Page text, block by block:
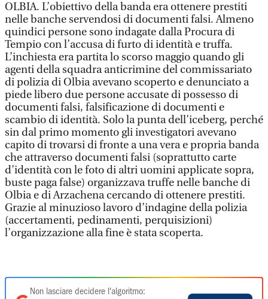
OLBIA. L’obiettivo della banda era ottenere prestiti
nelle banche servendosi di documenti falsi. Almeno
quindici persone sono indagate dalla Procura di
Tempio con l’accusa di furto di identità e truffa.
L’inchiesta era partita lo scorso maggio quando gli
agenti della squadra anticrimine del commissariato
di polizia di Olbia avevano scoperto e denunciato a
piede libero due persone accusate di possesso di
documenti falsi, falsificazione di documenti e
scambio di identità. Solo la punta dell’iceberg, perché
sin dal primo momento gli investigatori avevano
capito di trovarsi di fronte a una vera e propria banda
che attraverso documenti falsi (soprattutto carte
d’identità con le foto di altri uomini applicate sopra,
buste paga false) organizzava truffe nelle banche di
Olbia e di Arzachena cercando di ottenere prestiti.
Grazie al minuzioso lavoro d’indagine della polizia
(accertamenti, pedinamenti, perquisizioni)
l’organizzazione alla fine è stata scoperta.
Non lasciare decidere l'algoritmo: